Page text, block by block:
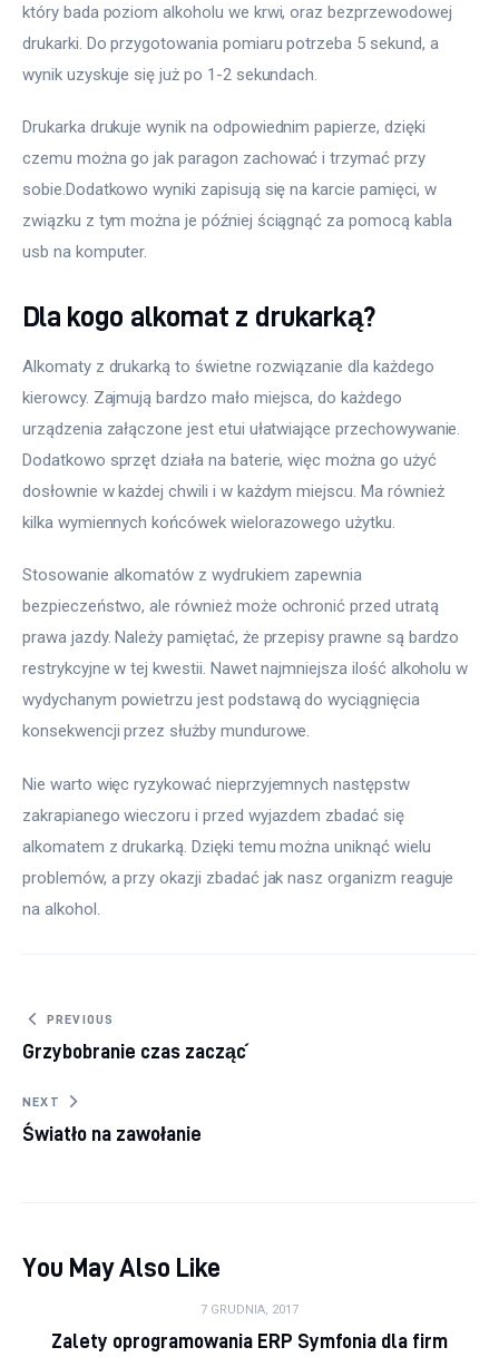
który bada poziom alkoholu we krwi, oraz bezprzewodowej
drukarki. Do przygotowania pomiaru potrzeba 5 sekund, a
wynik uzyskuje się już po 1-2 sekundach.
Drukarka drukuje wynik na odpowiednim papierze, dzięki
czemu można go jak paragon zachować i trzymać przy
sobie.Dodatkowo wyniki zapisują się na karcie pamięci, w
związku z tym można je później ściągnąć za pomocą kabla
usb na komputer.
Dla kogo alkomat z drukarką?
Alkomaty z drukarką to świetne rozwiązanie dla każdego
kierowcy. Zajmują bardzo mało miejsca, do każdego
urządzenia załączone jest etui ułatwiające przechowywanie.
Dodatkowo sprzęt działa na baterie, więc można go użyć
dosłownie w każdej chwili i w każdym miejscu. Ma również
kilka wymiennych końcówek wielorazowego użytku.
Stosowanie alkomatów z wydrukiem zapewnia
bezpieczeństwo, ale również może ochronić przed utratą
prawa jazdy. Należy pamiętać, że przepisy prawne są bardzo
restrykcyjne w tej kwestii. Nawet najmniejsza ilość alkoholu w
wydychanym powietrzu jest podstawą do wyciągnięcia
konsekwencji przez służby mundurowe.
Nie warto więc ryzykować nieprzyjemnych następstw
zakrapianego wieczoru i przed wyjazdem zbadać się
alkomatem z drukarką. Dzięki temu można uniknąć wielu
problemów, a przy okazji zbadać jak nasz organizm reaguje
na alkohol.
Nawigacja wpisu
PREVIOUS
Grzybobranie czas zacząć
NEXT
Światło na zawołanie
You May Also Like
7 GRUDNIA, 2017
Zalety oprogramowania ERP Symfonia dla firm